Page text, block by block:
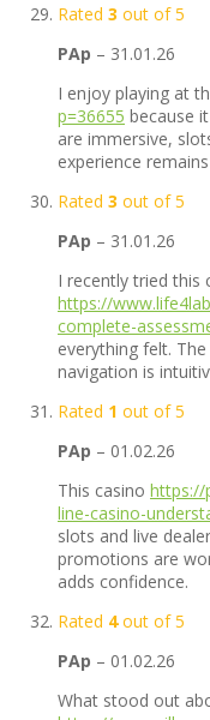
Rated 3 out of 5
PAp – 31.01.26
I enjoy playing at
p=36655 because
are immersive,
experience
Rated 3 out of 5
PAp – 31.01.26
I recently tried this
https://
complete-
everything felt.
navigation is
Rated 1 out of 5
PAp – 01.02.26
This casino https://
line-casino-
slots and live
promotions are
adds confidence.
Rated 4out of 5
PAp – 01.02.26
What stood out